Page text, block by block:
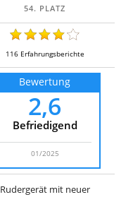
116 Erfahrungsberichte
Bewertung
2,6
Befriedigend
01/2025
Rudergerät mit neuer